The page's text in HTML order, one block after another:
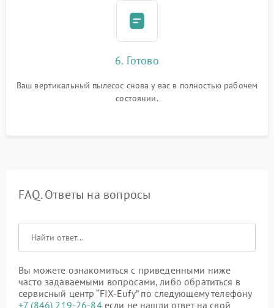
6. Готово
Ваш вертикальный пылесос снова у вас в полностью рабочем
состоянии.
FAQ. Ответы на вопросы
Вы можете ознакомиться с приведенными ниже
часто задаваемыми вопросами, либо обратиться в
сервисный центр “FIX-Eufy” по следующему телефону
+7 (846) 219-26-84если не нашли ответ на свой